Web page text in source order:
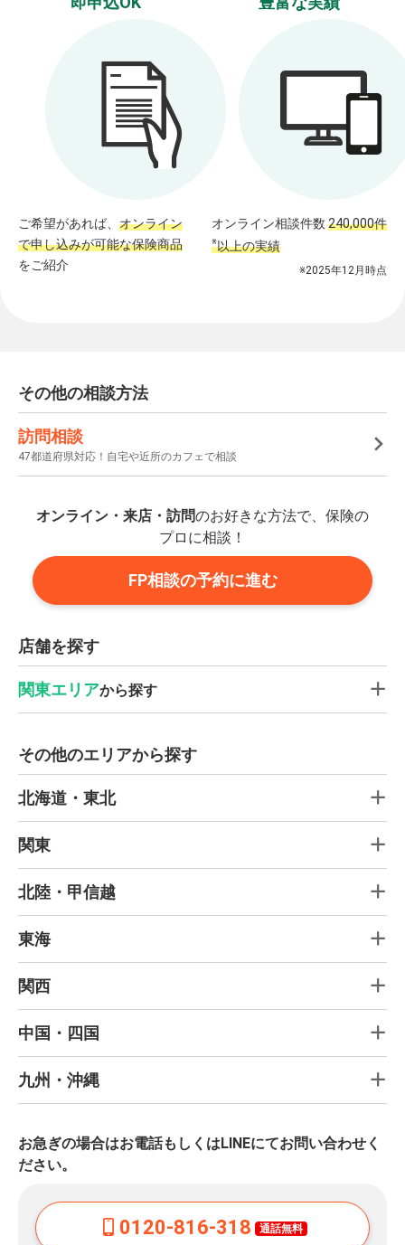
ご希望があれば、 オンライン
で申し込みが可能な保険商品
をご紹介
オンライン相談件数 240,000件
※以上の実績
※2025年12月時点
その他の相談方法
訪問相談
47都道府県対応！自宅や近所のカフェで相談
オンライン・来店・訪問のお好きな方法で、保険の
プロに相談！
FP相談の予約に進む
店舗を探す
関東エリアから探す
その他のエリアから探す
北海道・東北
関東
北陸・甲信越
東海
関西
中国・四国
九州・沖縄
お急ぎの場合はお電話もしくはLINEにてお問い合わせく
ださい。
0120-816-318 通話無料